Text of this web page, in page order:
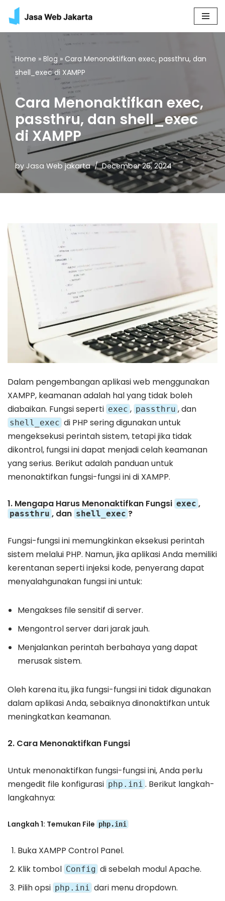
Skip
content
Home » Blog » Cara Menonaktifkan exec, passthru, dan
shell_exec di XAMPP
Cara Menonaktifkan exec,
passthru, dan shell_exec
di XAMPP
by Jasa Web jakarta December 26, 2024
Dalam pengembangan aplikasi web menggunakan
XAMPP, keamanan adalah hal yang tidak boleh
diabaikan. Fungsi seperti exec , passthru , dan
shell_exec di PHP sering digunakan untuk
mengeksekusi perintah sistem, tetapi jika tidak
dikontrol, fungsi ini dapat menjadi celah keamanan
yang serius. Berikut adalah panduan untuk
menonaktifkan fungsi-fungsi ini di XAMPP.
1. Mengapa Harus Menonaktifkan Fungsi exec ,
passthru , dan shell_exec ?
Fungsi-fungsi ini memungkinkan eksekusi perintah
sistem melalui PHP. Namun, jika aplikasi Anda memiliki
kerentanan seperti injeksi kode, penyerang dapat
menyalahgunakan fungsi ini untuk:
Mengakses file sensitif di server.
Mengontrol server dari jarak jauh.
Menjalankan perintah berbahaya yang dapat
merusak sistem.
Oleh karena itu, jika fungsi-fungsi ini tidak digunakan
dalam aplikasi Anda, sebaiknya dinonaktifkan untuk
meningkatkan keamanan.
2. Cara Menonaktifkan Fungsi
Untuk menonaktifkan fungsi-fungsi ini, Anda perlu
mengedit file konfigurasi php.ini . Berikut langkah-
langkahnya:
Langkah 1: Temukan File php.ini
Buka XAMPP Control Panel.
Klik tombol Config di sebelah modul Apache.
Pilih opsi php.ini dari menu dropdown.